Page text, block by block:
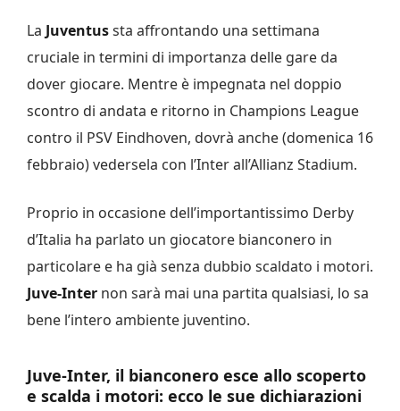
La Juventussta affrontando una settimana
cruciale in termini di importanza delle gare da
dover giocare. Mentre è impegnata nel doppio
scontro di andata e ritorno in Champions League
contro il PSV Eindhoven, dovrà anche (domenica 16
febbraio) vedersela con l’Inter all’Allianz Stadium.
Proprio in occasione dell’importantissimo Derby
d’Italia ha parlato un giocatore bianconero in
particolare e ha già senza dubbio scaldato i motori.
Juve-Inter non sarà mai una partita qualsiasi, lo sa
bene l’intero ambiente juventino.
Juve-Inter, il bianconero esce allo scoperto
e scalda i motori: ecco le sue dichiarazioni